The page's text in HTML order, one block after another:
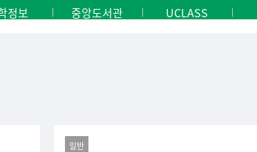
정보 중앙도서관 UCLASS
일반